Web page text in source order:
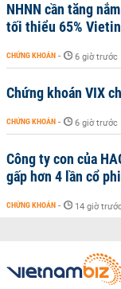
NHNN cần tăng
tối thiểu 65%
CHỨNG KHOÁN - 6 giờ trước
Chứng khoán VIX
CHỨNG KHOÁN - 6 giờ trước
Công ty con của
gấp hơn 4 lần cổ
CHỨNG KHOÁN - 14 giờ